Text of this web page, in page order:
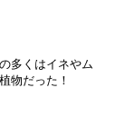
多くはイネやム
物だった！